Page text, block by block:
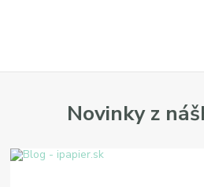
Novinky z